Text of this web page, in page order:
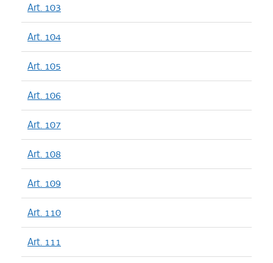
Art. 103
Art. 104
Art. 105
Art. 106
Art. 107
Art. 108
Art. 109
Art. 110
Art. 111